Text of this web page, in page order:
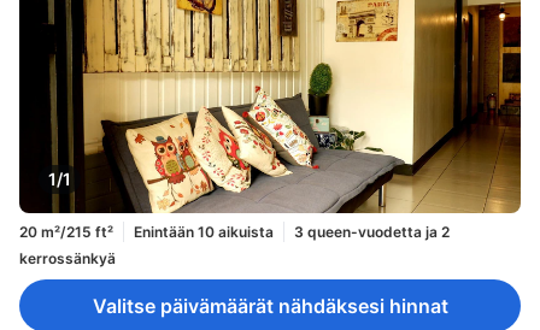
1/1
20 m²/215 ft² Enintään 10 aikuista
3 queen-vuodetta ja 2
kerrossänkyä
Valitse päivämäärät nähdäksesi hinnat